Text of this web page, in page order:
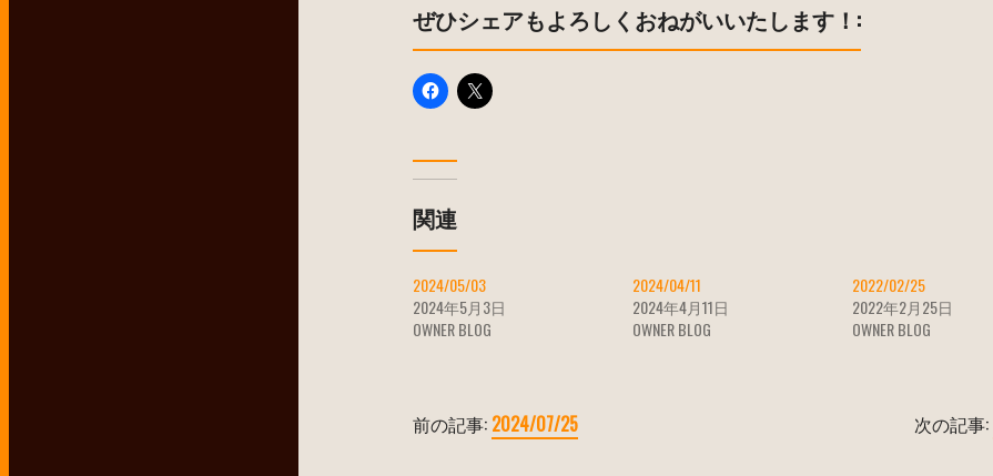
ぜひシェアもよろしくおねがいいたします！:
関連
2024/05/03
2024年5月3日
OWNER BLOG
2024/04/11
2024年4月11日
OWNER BLOG
2022/02/25
2022年2月25日
OWNER BLOG
前の記事: 2024/07/25 次の記事: